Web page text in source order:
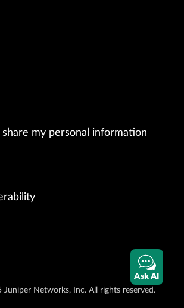
my personal information
Networks, Inc. All rights reserved.
Ask AI